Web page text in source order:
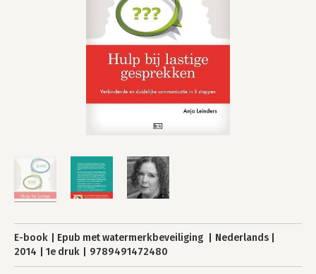
E-book Epub met watermerkbeveiliging
Nederlands
2014
1e druk 9789491472480